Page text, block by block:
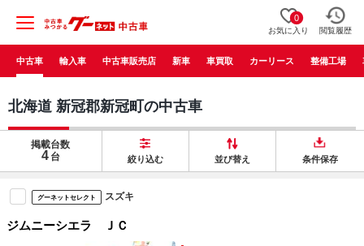
0
お気に入り 閲覧履歴
中古車 輸入車 中古車販売店 新車 車買取 カーリース 整備工場
北海道 新冠郡新冠町の中古車
掲載台数
4 台 絞り込む 並び替え 条件保存
グーネットセレクト スズキ
ジムニーシエラ ＪＣ